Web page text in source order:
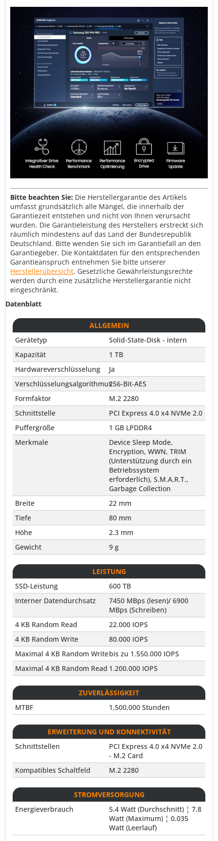
Bitte beachten Sie: Die Herstellergarantie des Artikels
umfasst grundsätzlich alle Mängel, die innerhalb der
Garantiezeit entstehen und nicht von Ihnen verursacht
wurden. Die Garantieleistung des Herstellers erstreckt sich
räumlich mindestens auf das Land der Bundesrepublik
Deutschland. Bitte wenden Sie sich im Garantiefall an den
Garantiegeber. Die Kontaktdaten für den entsprechenden
Garantieanspruch entnehmen Sie bitte unserer
Herstellerübersicht. Gesetzliche Gewährleistungsrechte
werden durch eine zusätzliche Herstellergarantie nicht
eingeschränkt.
Datenblatt
ALLGEMEIN
Gerätetyp
Solid-State-Disk - intern
Kapazität
1 TB
Hardwareverschlüsselung
Ja
Verschlüsselungsalgorithmus256-Bit-AES
Formfaktor
M.2 2280
Schnittstelle
PCI Express 4.0 x4 NVMe 2.0
Puffergröße
1 GB LPDDR4
Merkmale
Device Sleep Mode,
Encryption, WWN, TRIM
(Unterstützung durch ein
Betriebssystem
erforderlich), S.M.A.R.T.,
Garbage Collection
Breite
22 mm
Tiefe
80 mm
Höhe
2.3 mm
Gewicht
9 g
LEISTUNG
SSD-Leistung
600 TB
Interner Datendurchsatz
7450 MBps (lesen)/ 6900
MBps (Schreiben)
4 KB Random Read
22.000 IOPS
4 KB Random Write
80.000 IOPS
Maximal 4 KB Random Writebis zu 1.550.000 IOPS
Maximal 4 KB Random Read 1.200.000 IOPS
ZUVERLÄSSIGKEIT
MTBF
1,500,000 Stunden
ERWEITERUNG UND KONNEKTIVITÄT
Schnittstellen
PCI Express 4.0 x4 NVMe 2.0
- M.2 Card
Kompatibles Schaltfeld
M.2 2280
STROMVERSORGUNG
Energieverbrauch
5.4 Watt (Durchschnitt) ¦ 7.8
Watt (Maximum) ¦ 0.035
Watt (Leerlauf)